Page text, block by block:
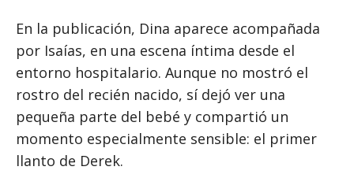
En la publicación, Dina aparece acompañada
por Isaías, en una escena íntima desde el
entorno hospitalario. Aunque no mostró el
rostro del recién nacido, sí dejó ver una
pequeña parte del bebé y compartió un
momento especialmente sensible: el primer
llanto de Derek.